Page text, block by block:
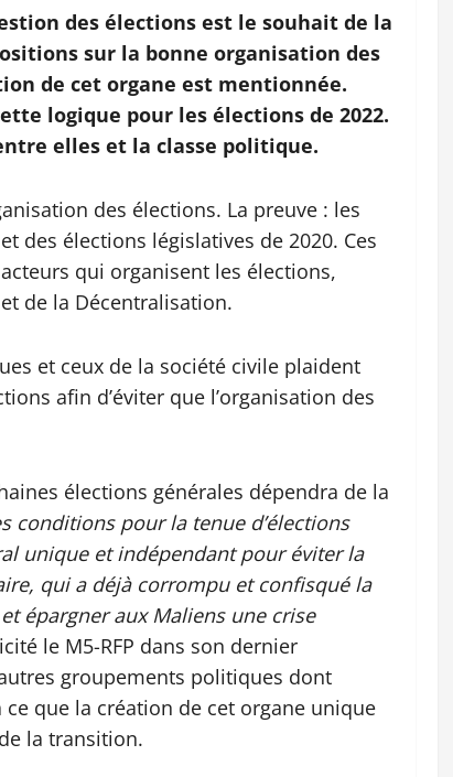
des élections est le souhait de la
sur la bonne organisation des
de cet organe est mentionnée.
logique pour les élections de 2022.
elles et la classe politique.
des élections. La preuve : les
des élections législatives de 2020. Ces
qui organisent les élections,
de la Décentralisation.
et ceux de la société civile plaident
afin d’éviter que l’organisation des
élections générales dépendra de la
conditions pour la tenue d’élections
unique et indépendant pour éviter la
qui a déjà corrompu et confisqué la
épargner aux Maliens une crise
le M5-RFP dans son dernier
groupements politiques dont
ce que la création de cet organe unique
la transition.